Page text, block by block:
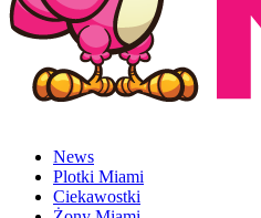
News
Plotki Miami
Ciekawostki